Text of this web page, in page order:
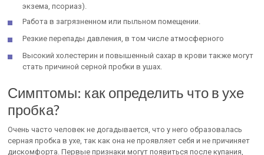
экзема, псориаз).
Работа в загрязненном или пыльном помещении.
Резкие перепады давления, в том числе атмосферного
Высокий холестерин и повышенный сахар в крови также могут
стать причиной серной пробки в ушах.
Симптомы: как определить что в ухе
пробка?
Очень часто человек не догадывается, что у него образовалась
серная пробка в ухе, так как она не проявляет себя и не причиняет
дискомфорта. Первые признаки могут появиться после купания,